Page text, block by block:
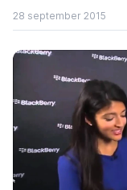
28 september 2015